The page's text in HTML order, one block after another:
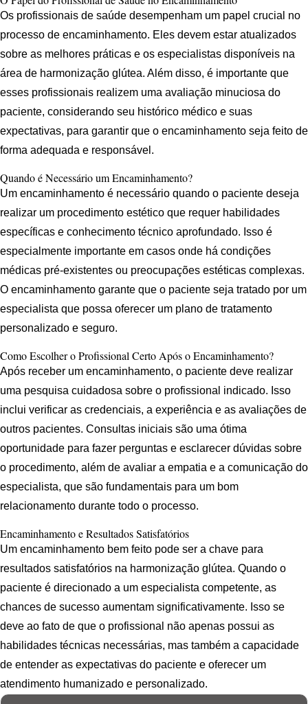
Os profissionais de saúde desempenham um papel crucial no
processo de encaminhamento. Eles devem estar atualizados
sobre as melhores práticas e os especialistas disponíveis na
área de harmonização glútea. Além disso, é importante que
esses profissionais realizem uma avaliação minuciosa do
paciente, considerando seu histórico médico e suas
expectativas, para garantir que o encaminhamento seja feito de
forma adequada e responsável.
Quando é Necessário um Encaminhamento?
Um encaminhamento é necessário quando o paciente deseja
realizar um procedimento estético que requer habilidades
específicas e conhecimento técnico aprofundado. Isso é
especialmente importante em casos onde há condições
médicas pré-existentes ou preocupações estéticas complexas.
O encaminhamento garante que o paciente seja tratado por um
especialista que possa oferecer um plano de tratamento
personalizado e seguro.
Como Escolher o Profissional Certo Após o Encaminhamento?
Após receber um encaminhamento, o paciente deve realizar
uma pesquisa cuidadosa sobre o profissional indicado. Isso
inclui verificar as credenciais, a experiência e as avaliações de
outros pacientes. Consultas iniciais são uma ótima
oportunidade para fazer perguntas e esclarecer dúvidas sobre
o procedimento, além de avaliar a empatia e a comunicação do
especialista, que são fundamentais para um bom
relacionamento durante todo o processo.
Encaminhamento e Resultados Satisfatórios
Um encaminhamento bem feito pode ser a chave para
resultados satisfatórios na harmonização glútea. Quando o
paciente é direcionado a um especialista competente, as
chances de sucesso aumentam significativamente. Isso se
deve ao fato de que o profissional não apenas possui as
habilidades técnicas necessárias, mas também a capacidade
de entender as expectativas do paciente e oferecer um
atendimento humanizado e personalizado.